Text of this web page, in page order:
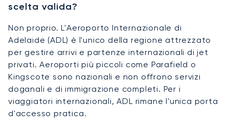
scelta valida?
Non proprio. L'Aeroporto Internazionale di
Adelaide (ADL) è l'unico della regione attrezzato
per gestire arrivi e partenze internazionali di jet
privati. Aeroporti più piccoli come Parafield o
Kingscote sono nazionali e non offrono servizi
doganali e di immigrazione completi. Per i
viaggiatori internazionali, ADL rimane l'unica porta
d'accesso pratica.